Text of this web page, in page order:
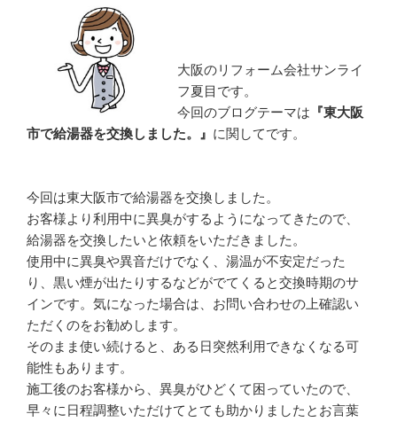
大阪のリフォーム会社サンライ
フ夏目です。
今回のブログテーマは 『東大阪
市で給湯器を交換しました。』 に関してです。
今回は東大阪市で給湯器を交換しました。
お客様より利用中に異臭がするようになってきたので、
給湯器を交換したいと依頼をいただきました。
使用中に異臭や異音だけでなく、湯温が不安定だった
り、黒い煙が出たりするなどがでてくると交換時期のサ
インです。気になった場合は、お問い合わせの上確認い
ただくのをお勧めします。
そのまま使い続けると、ある日突然利用できなくなる可
能性もあります。
施工後のお客様から、異臭がひどくて困っていたので、
早々に日程調整いただけてとても助かりましたとお言葉